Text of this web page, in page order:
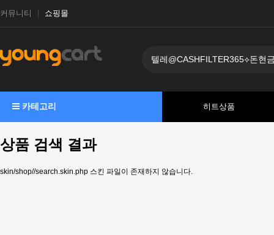
커뮤니티 쇼핑몰
카테고리 히트상품
상품 검색 결과
skin/shop//search.skin.php 스킨 파일이 존재하지 않습니다.